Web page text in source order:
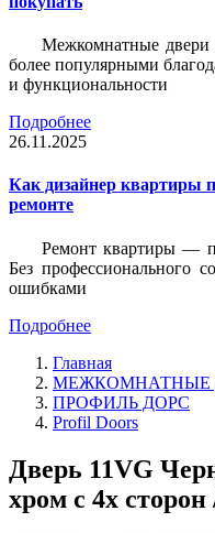
Межкомнатные двери
более популярными
и функциональности
Подробнее
26.11.2025
Как дизайнер квартиры
ремонте
Ремонт квартиры —
Без профессионального
ошибками
Подробнее
Главная
МЕЖКОМНАТНЫЕ
ПРОФИЛЬ ДОРС
Profil Doors
Дверь 11VG
хром с 4х